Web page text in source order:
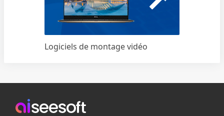
Logiciels de montage vidéo